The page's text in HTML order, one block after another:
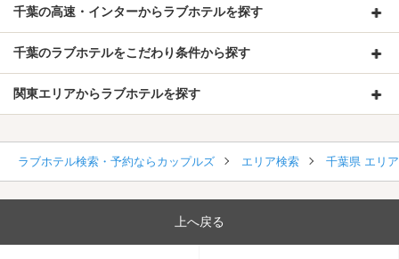
千葉の高速・インターからラブホテルを探す
千葉のラブホテルをこだわり条件から探す
関東エリアからラブホテルを探す
ラブホテル検索・予約ならカップルズ エリア検索 千葉県 エリ
上へ戻る